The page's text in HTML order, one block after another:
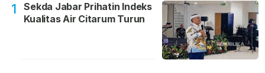
1
Sekda Jabar Prihatin Indeks
Kualitas Air Citarum Turun